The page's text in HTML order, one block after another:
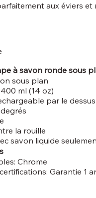
aux éviers et
à savon ronde sous
sous plan
ml (14 oz)
par le dessus
la rouille
savon liquide
Chrome
Garantie 1